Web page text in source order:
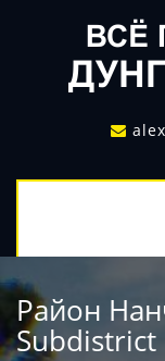
Район
Subdistrict